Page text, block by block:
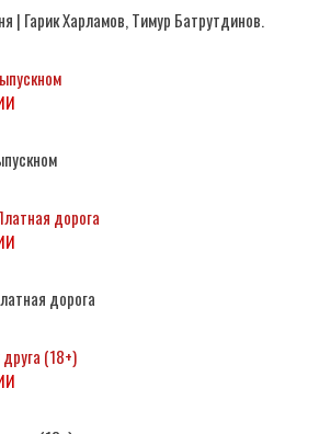
| Гарик Харламов, Тимур Батрутдинов.
дорога
дорога
(18+)